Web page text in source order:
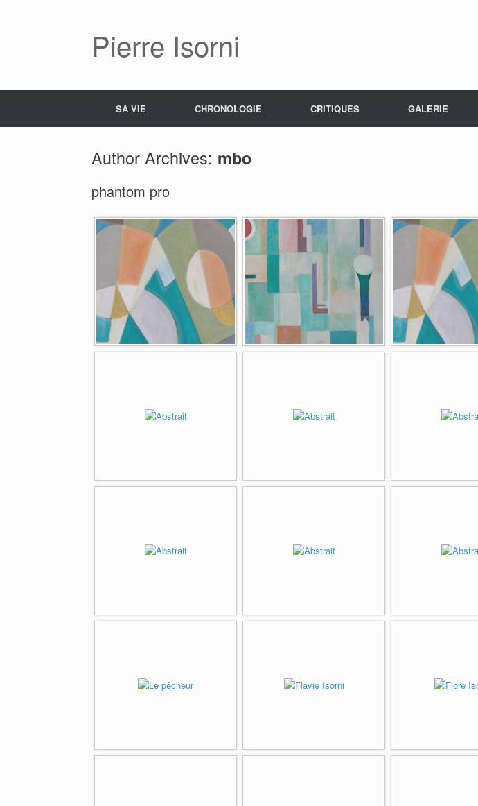
Pierre Isorni
SA VIE CHRONOLOGIE CRITIQUES GALERIE
Author Archives: mbo
phantom pro